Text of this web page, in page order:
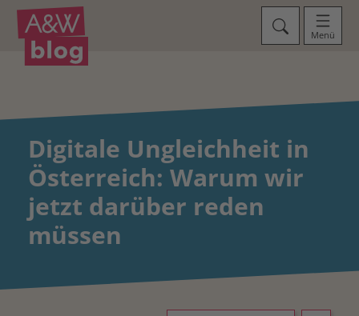
Menü
Digitale Ungleichheit in
Österreich: Warum wir
jetzt darüber reden
müssen